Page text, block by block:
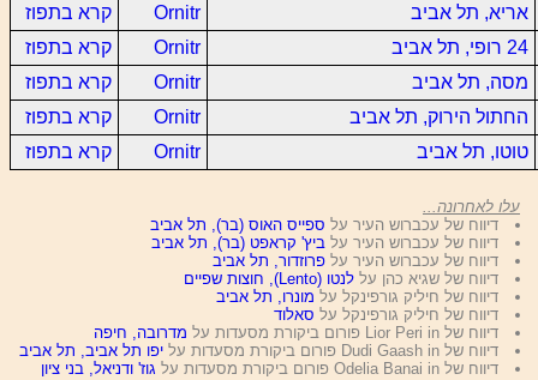
אריא, תל אביב
Ornitr
קרא בתפוז
24 רופי, תל אביב
Ornitr
קרא בתפוז
מסה, תל אביב
Ornitr
קרא בתפוז
החתול הירוק, תל אביב
Ornitr
קרא בתפוז
טוטו, תל אביב
Ornitr קרא בתפוז
עלו לאחרונה...
דיווח של עכברוש העיר על ספייס האוס (בר), תל אביב
דיווח של עכברוש העיר על ביץ' קראפט (בר), תל אביב
דיווח של עכברוש העיר עלפרוזדור, תל אביב
דיווח של שגיא כהן עללנטו (Lento), חוצות שפיים
דיווח של חיליק גורפינקל על מונרו, תל אביב
דיווח של חיליק גורפינקל על סאלוד
דיווח של Lior Peri in פורום ביקורת מסעדות על
מדרובה, חיפה
דיווח של Dudi Gaash in פורום ביקורת מסעדות על
יפו תל אביב, תל אביב
דיווח של Odelia Banai in פורום ביקורת מסעדות על
גוז' ודניאל, בני ציון